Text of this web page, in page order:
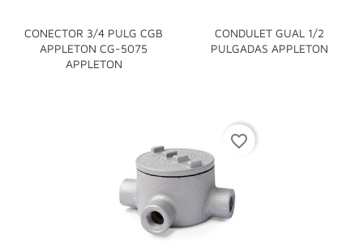
CONECTOR 3/4 PULG CGB
APPLETON CG-5075
APPLETON
CONDULET GUAL 1/2
PULGADAS APPLETON
favorite_border